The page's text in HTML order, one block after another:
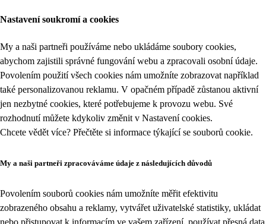
Nastavení soukromí a cookies
My a naši partneři používáme nebo ukládáme soubory cookies,
abychom zajistili správné fungování webu a zpracovali osobní údaje.
Povolením použití všech cookies nám umožníte zobrazovat například
také personalizovanou reklamu. V opačném případě zůstanou aktivní
jen nezbytné cookies, které potřebujeme k provozu webu. Své
rozhodnutí můžete kdykoliv změnit v Nastavení cookies.
Chcete vědět více? Přečtěte si informace týkající se souborů cookie.
My a naši partneři zpracováváme údaje z následujících důvodů
Povolením souborů cookies nám umožníte měřit efektivitu
zobrazeného obsahu a reklamy, vytvářet uživatelské statistiky, ukládat
nebo přistupovat k informacím ve vašem zařízení, používat přesná data